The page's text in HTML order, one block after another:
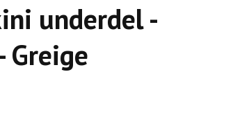
underdel -
Greige